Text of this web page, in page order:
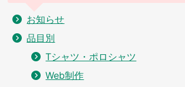
お知らせ
品目別
Tシャツ・ポロシャツ
Web制作